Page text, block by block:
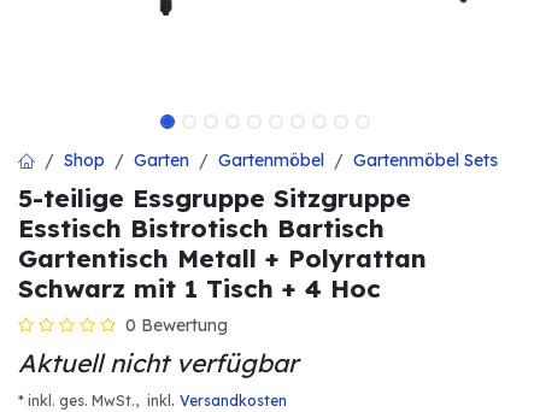
Shop Garten Gartenmöbel Gartenmöbel Sets
5-teilige Essgruppe Sitzgruppe
Esstisch Bistrotisch Bartisch
Gartentisch Metall + Polyrattan
Schwarz mit 1 Tisch + 4 Hoc
0 Bewertung
Aktuell nicht verfügbar
* inkl. ges. MwSt., inkl . Versandkosten